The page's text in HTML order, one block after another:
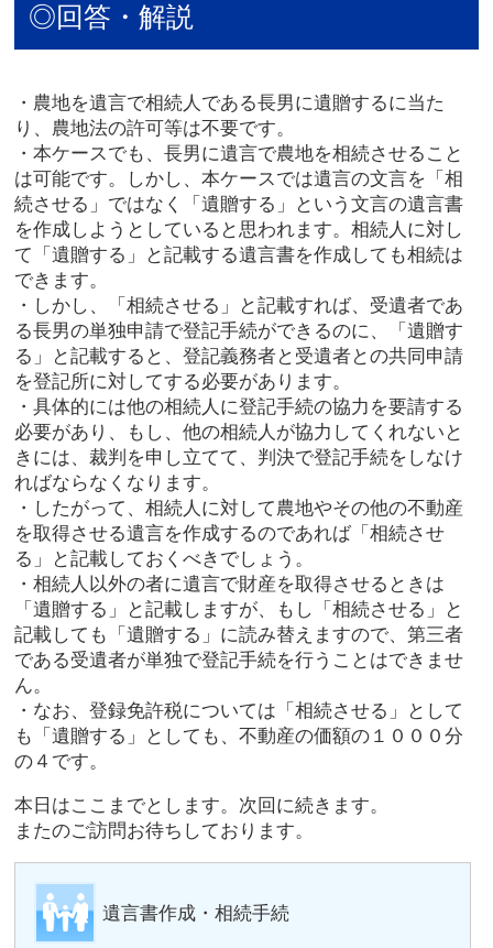
◎回答・解説
・農地を遺言で相続人である長男に遺贈するに当た
り、農地法の許可等は不要です。
・本ケースでも、長男に遺言で農地を相続させること
は可能です。しかし、本ケースでは遺言の文言を「相
続させる」ではなく「遺贈する」という文言の遺言書
を作成しようとしていると思われます。相続人に対し
て「遺贈する」と記載する遺言書を作成しても相続は
できます。
・しかし、「相続させる」と記載すれば、受遺者であ
る長男の単独申請で登記手続ができるのに、「遺贈す
る」と記載すると、登記義務者と受遺者との共同申請
を登記所に対してする必要があります。
・具体的には他の相続人に登記手続の協力を要請する
必要があり、もし、他の相続人が協力してくれないと
きには、裁判を申し立てて、判決で登記手続をしなけ
ればならなくなります。
・したがって、相続人に対して農地やその他の不動産
を取得させる遺言を作成するのであれば「相続させ
る」と記載しておくべきでしょう。
・相続人以外の者に遺言で財産を取得させるときは
「遺贈する」と記載しますが、もし「相続させる」と
記載しても「遺贈する」に読み替えますので、第三者
である受遺者が単独で登記手続を行うことはできませ
ん。
・なお、登録免許税については「相続させる」として
も「遺贈する」としても、不動産の価額の１０００分
の４です。
本日はここまでとします。次回に続きます。
またのご訪問お待ちしております。
遺言書作成・相続手続